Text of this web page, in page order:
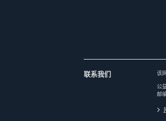
联系我们 该
公
邮